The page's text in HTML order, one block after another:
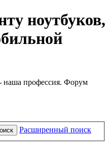
ноутбуков,
наша профессия. Форум
Расширенный поиск